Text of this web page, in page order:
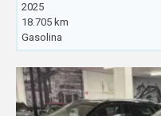
2025
18.705 km
Gasolina